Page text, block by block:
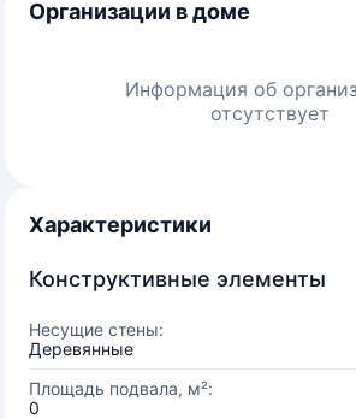
Организации в доме
Информация об
отсутствует
Характеристики
Конструктивные элементы
Несущие стены:
Деревянные
Площадь подвала, м²:
0